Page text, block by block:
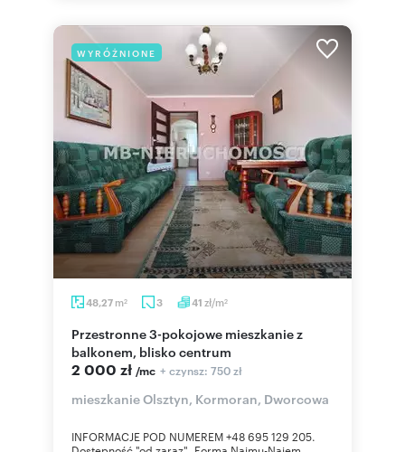
WYRÓŻNIONE
48,27 m2 3 41 zł/m2
Przestronne 3-pokojowe mieszkanie z
balkonem, blisko centrum
2 000 zł /mc + czynsz: 750 zł
mieszkanie Olsztyn, Kormoran, Dworcowa
INFORMACJE POD NUMEREM +48 695 129 205.